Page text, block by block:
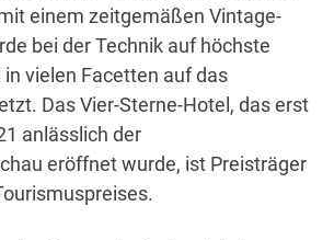
einem zeitgemäßen Vintage-
bei der Technik auf höchste
vielen Facetten auf das
Das Vier-Sterne-Hotel, das erst
anlässlich der
eröffnet wurde, ist Preisträger